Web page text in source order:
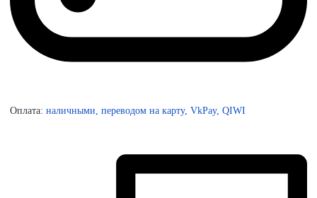
Оплата: наличными, переводом на карту, VkPay, QIWI